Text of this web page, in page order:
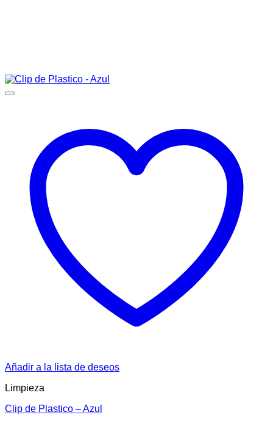
Añadir a la lista de deseos
Limpieza
Clip de Plastico – Azul